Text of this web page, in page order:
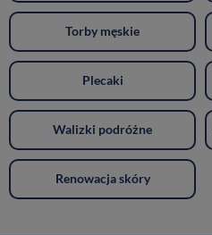
Torby męskie
Plecaki
Walizki podróżne
Renowacja skóry